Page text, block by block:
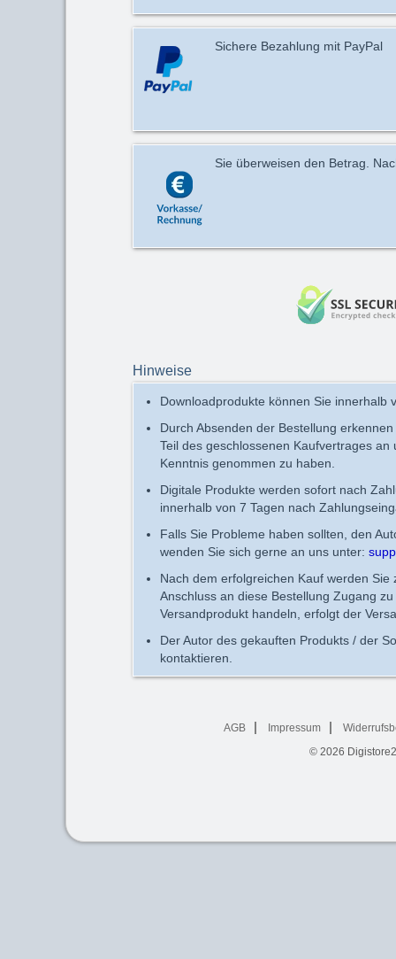
Sichere Bezahlung mit PayPal
Sie überweisen den Betrag.
Hinweise
Downloadprodukte können Sie
Durch Absenden der Bestellung
Teil des geschlossenen Kaufvertrages
Kenntnis genommen zu haben.
Digitale Produkte werden sofort nach
innerhalb von 7 Tagen nach
Falls Sie Probleme haben sollten, den
wenden Sie sich gerne an uns unter:
Nach dem erfolgreichen Kauf werden
Anschluss an diese Bestellung Zugang
Versandprodukt handeln, erfolgt der
Der Autor des gekauften Produkts / der
kontaktieren.
AGB Impressum
© 2026